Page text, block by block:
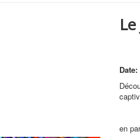
Date:
en